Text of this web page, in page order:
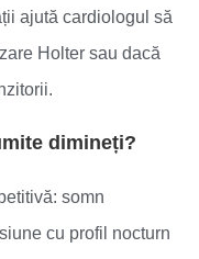
ajută cardiologul să
Holter sau dacă
dimineți?
somn
cu profil nocturn